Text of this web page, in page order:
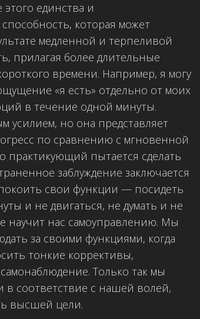
единства и
которая может
медленной и терпеливой
прилагая более длительные
времени. Например, я могу
«я есть» отдельно от моих
в течение одной минуты.
усилием, но она представляет
по сравнению с мгновенной
практикующий пытается сделать
заблуждение заключается
свои функции — посидеть
и не двигаться, не думать и не
научит нас самоуправлению. Мы
за своими функциями, когда
тонкие коррективы,
Только так мы
соответствие с нашей волей,
высшей цели.